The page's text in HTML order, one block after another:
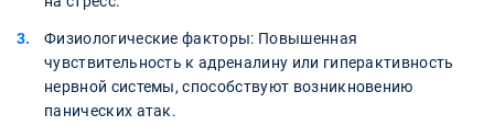
Физиологические факторы: Повышенная
чувствительность к адреналину или гиперактивность
нервной системы, способствуют возникновению
панических атак.